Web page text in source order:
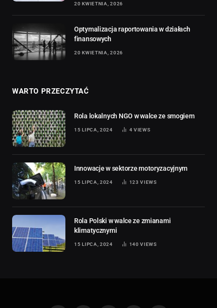
20 KWIETNIA, 2026
Optymalizacja raportowania w działach
finansowych
20 KWIETNIA, 2026
WARTO PRZECZYTAĆ
Rola lokalnych NGO w walce ze smogiem
15 LIPCA, 2024 4 VIEWS
Innowacje w sektorze motoryzacyjnym
15 LIPCA, 2024 123VIEWS
Rola Polski w walce ze zmianami
klimatycznymi
15 LIPCA, 2024 140VIEWS